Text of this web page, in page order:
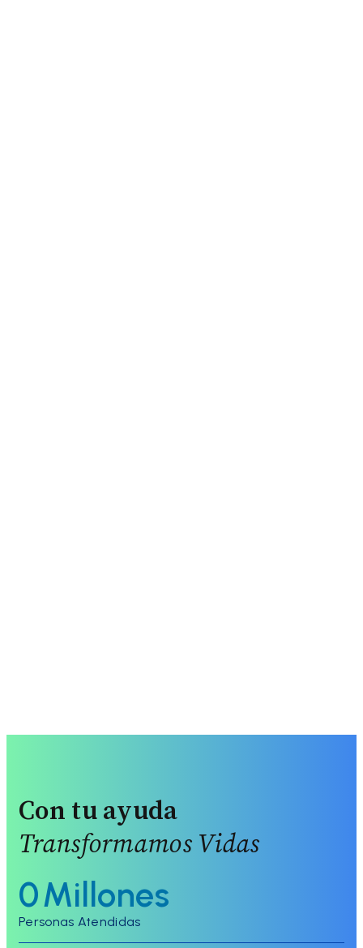
Con tu ayuda
Transformamos Vidas
0Millones
Personas Atendidas